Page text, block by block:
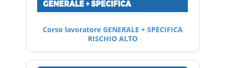
Corso lavoratore GENERALE + SPECIFICA
RISCHIO ALTO